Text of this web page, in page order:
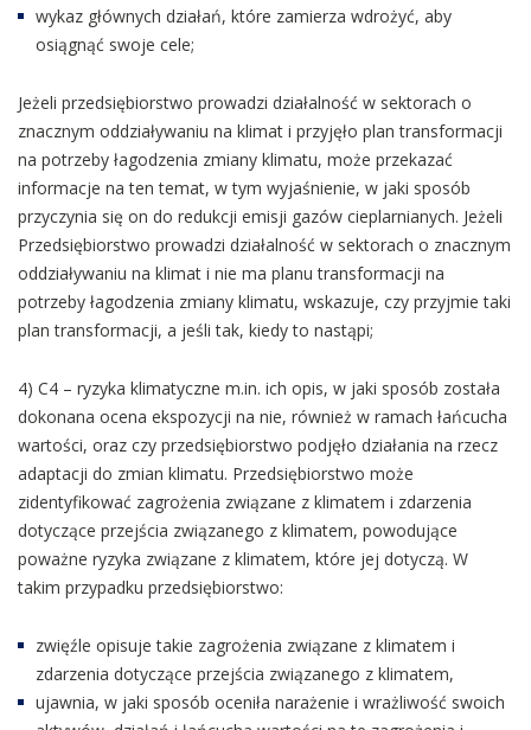
wykaz głównych działań, które zamierza wdrożyć, aby
osiągnąć swoje cele;
Jeżeli przedsiębiorstwo prowadzi działalność w sektorach o
znacznym oddziaływaniu na klimat i przyjęło plan transformacji
na potrzeby łagodzenia zmiany klimatu, może przekazać
informacje na ten temat, w tym wyjaśnienie, w jaki sposób
przyczynia się on do redukcji emisji gazów cieplarnianych. Jeżeli
Przedsiębiorstwo prowadzi działalność w sektorach o znacznym
oddziaływaniu na klimat i nie ma planu transformacji na
potrzeby łagodzenia zmiany klimatu, wskazuje, czy przyjmie taki
plan transformacji, a jeśli tak, kiedy to nastąpi;
4) C4 – ryzyka klimatyczne m.in. ich opis, w jaki sposób została
dokonana ocena ekspozycji na nie, również w ramach łańcucha
wartości, oraz czy przedsiębiorstwo podjęło działania na rzecz
adaptacji do zmian klimatu. Przedsiębiorstwo może
zidentyfikować zagrożenia związane z klimatem i zdarzenia
dotyczące przejścia związanego z klimatem, powodujące
poważne ryzyka związane z klimatem, które jej dotyczą. W
takim przypadku przedsiębiorstwo:
zwięźle opisuje takie zagrożenia związane z klimatem i
zdarzenia dotyczące przejścia związanego z klimatem,
ujawnia, w jaki sposób oceniła narażenie i wrażliwość swoich